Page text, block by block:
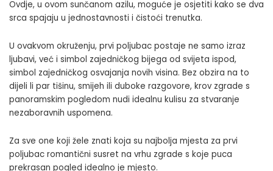
Ovdje, u ovom sunčanom azilu, moguće je osjetiti kako se dva
srca spajaju u jednostavnosti i čistoći trenutka.
U ovakvom okruženju, prvi poljubac postaje ne samo izraz
ljubavi, već i simbol zajedničkog bijega od svijeta ispod,
simbol zajedničkog osvajanja novih visina. Bez obzira na to
dijeli li par tišinu, smijeh ili duboke razgovore, krov zgrade s
panoramskim pogledom nudi idealnu kulisu za stvaranje
nezaboravnih uspomena.
Za sve one koji žele znati koja su najbolja mjesta za prvi
poljubac romantični susret na vrhu zgrade s koje puca
prekrasan pogled idealno je mjesto.